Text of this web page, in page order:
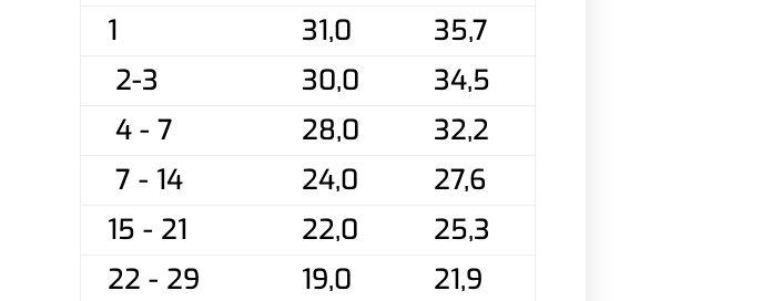
1
31,0
35,7
2-3
30,0
34,5
4 - 7
28,0
32,2
7 - 14
24,0
27,6
15 - 21
22,0
25,3
22 - 29
19,0
21,9